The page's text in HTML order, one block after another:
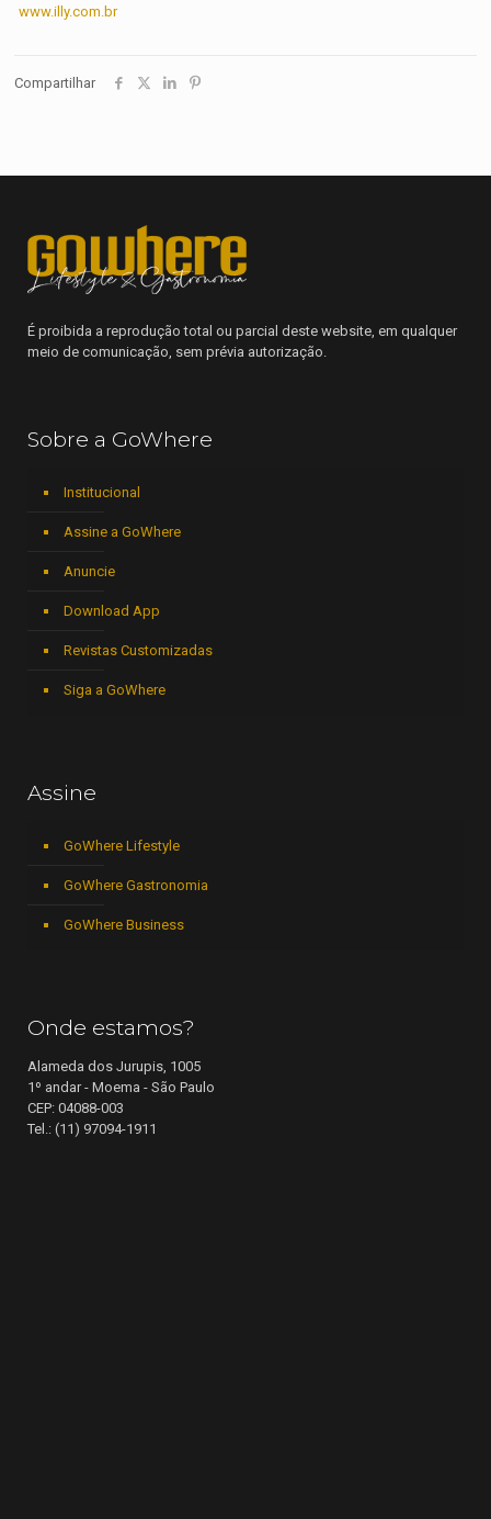
www.illy.com.br
Compartilhar
É proibida a reprodução total ou parcial deste website, em qualquer
meio de comunicação, sem prévia autorização.
Sobre a GoWhere
Institucional
Assine a GoWhere
Anuncie
Download App
Revistas Customizadas
Siga a GoWhere
Assine
GoWhere Lifestyle
GoWhere Gastronomia
GoWhere Business
Onde estamos?
Alameda dos Jurupis, 1005
1º andar - Moema - São Paulo
CEP: 04088-003
Tel.: (11) 97094-1911